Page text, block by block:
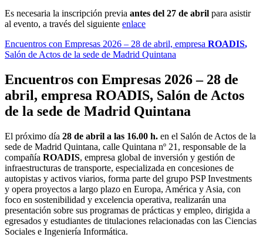
Es necesaria la inscripción previa antes del 27 de abril para asistir
al evento, a través del siguiente enlace
Encuentros con Empresas 2026 – 28 de abril, empresa ROADIS,
Salón de Actos de la sede de Madrid Quintana
Encuentros con Empresas 2026 – 28 de
abril, empresa ROADIS, Salón de Actos
de la sede de Madrid Quintana
El próximo día 28 de abril a las 16.00 h. en el Salón de Actos de la
sede de Madrid Quintana, calle Quintana nº 21, responsable de la
compañía ROADIS, empresa global de inversión y gestión de
infraestructuras de transporte, especializada en concesiones de
autopistas y activos viarios, forma parte del grupo PSP Investments
y opera proyectos a largo plazo en Europa, América y Asia, con
foco en sostenibilidad y excelencia operativa, realizarán una
presentación sobre sus programas de prácticas y empleo, dirigida a
egresados y estudiantes de titulaciones relacionadas con las Ciencias
Sociales e Ingeniería Informática.